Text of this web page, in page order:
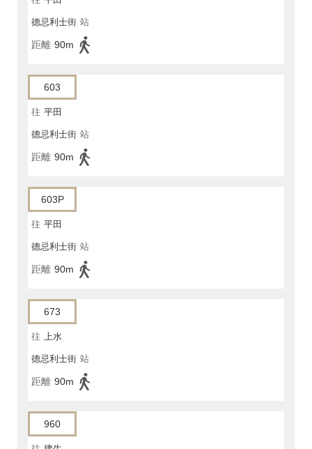
德忌利士街 站
距離 90m
603
往 平田
德忌利士街 站
距離 90m
603P
往 平田
德忌利士街 站
距離 90m
673
往 上水
德忌利士街 站
距離 90m
960